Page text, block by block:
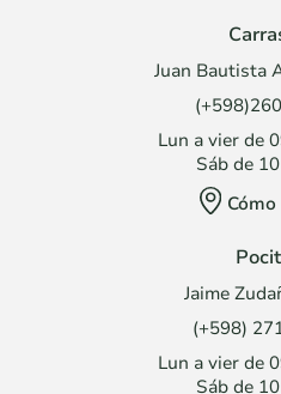
Juan Bautista
Lun a vier de
Sáb de
Jaime
(+598)
Lun a vier de
Sáb de